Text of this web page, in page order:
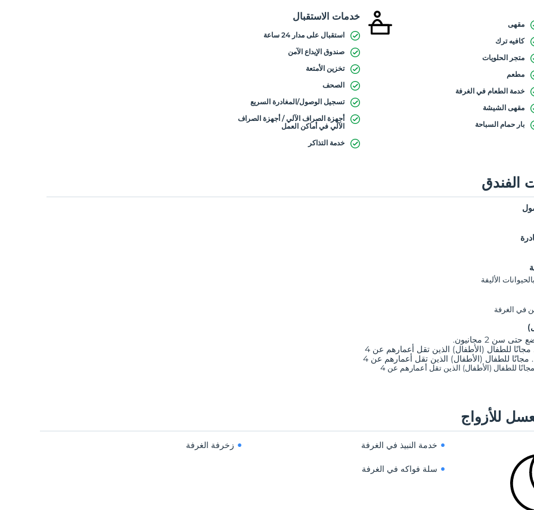
مقهى
كافيه ترك
متجر الحلويات
مطعم
خدمة الطعام في الغرفة
مقهى الشيشة
بار حمام السباحة
خدمات الاستقبال
استقبال على مدار 24 ساعة
صندوق الإيداع الآمن
تخزين الأمتعة
الصحف
تسجيل الوصول/المغادرة السريع
أجهزة الصراف الآلي / أجهزة الصراف
الآلي في أماكن العمل
خدمة التذاكر
الفندق
الأليفة
في الغرفة
سن 2 مجانيون.
للأزواج
خدمة النبيذ في الغرفة زخرفة الغرفة
سلة فواكه في الغرفة